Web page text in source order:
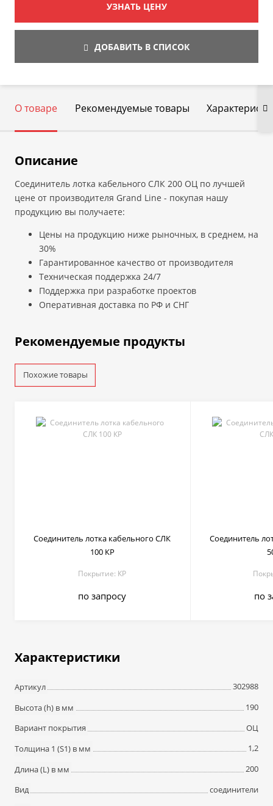
УЗНАТЬ ЦЕНУ
ДОБАВИТЬ В СПИСОК
О товаре Рекомендуемые товары
Описание
Соединитель лотка кабельного СЛК 200 ОЦ по лучшей
цене от производителя Grand Line - покупая нашу
продукцию вы получаете:
Цены на продукцию ниже рыночных, в среднем, на
30%
Гарантированное качество от производителя
Техническая поддержка 24/7
Поддержка при разработке проектов
Оперативная доставка по РФ и СНГ
Рекомендуемые продукты
Похожие товары
Соединитель лотка кабельного СЛК
100 КР
Покрытие: КР
по запросу
Соединитель
по
Характеристики
Артикул
302988
Высота (h) в мм
190
Вариант покрытия
ОЦ
Толщина 1 (S1) в мм
1,2
Длина (L) в мм
200
Вид
соединители